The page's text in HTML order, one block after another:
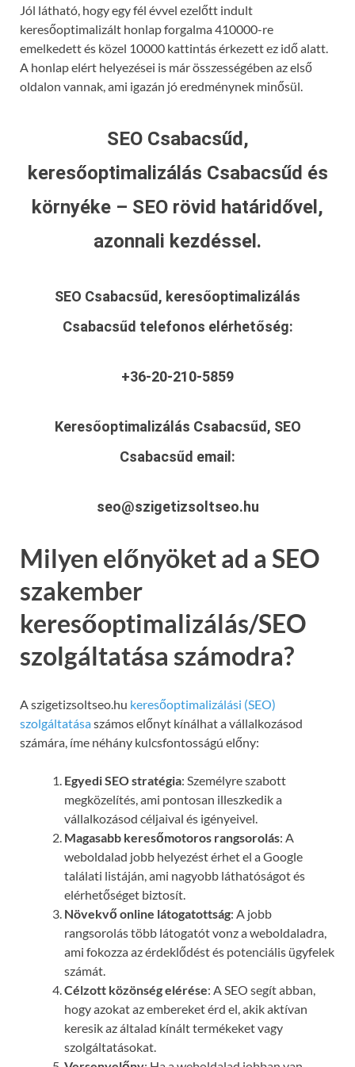
Jól látható, hogy egy fél évvel ezelőtt indult
keresőoptimalizált honlap forgalma 410000-re
emelkedett és közel 10000 kattintás érkezett ez idő alatt.
A honlap elért helyezései is már összességében az első
oldalon vannak, ami igazán jó eredménynek minősül.
SEO Csabacsűd,
keresőoptimalizálás Csabacsűd és
környéke – SEO rövid határidővel,
azonnali kezdéssel.
SEO Csabacsűd, keresőoptimalizálás
Csabacsűd telefonos elérhetőség:
+36-20-210-5859
Keresőoptimalizálás Csabacsűd, SEO
Csabacsűd email:
seo@szigetizsoltseo.hu
Milyen előnyöket ad a SEO
szakember
keresőoptimalizálás/SEO
szolgáltatása számodra?
A szigetizsoltseo.hu keresőoptimalizálási (SEO)
szolgáltatásaszámos előnyt kínálhat a vállalkozásod
számára, íme néhány kulcsfontosságú előny:
Egyedi SEO stratégia: Személyre szabott
megközelítés, ami pontosan illeszkedik a
vállalkozásod céljaival és igényeivel.
Magasabb keresőmotoros rangsorolás: A
weboldalad jobb helyezést érhet el a Google
találati listáján, ami nagyobb láthatóságot és
elérhetőséget biztosít.
Növekvő online látogatottság: A jobb
rangsorolás több látogatót vonz a weboldaladra,
ami fokozza az érdeklődést és potenciális ügyfelek
számát.
Célzott közönség elérése: A SEO segít abban,
hogy azokat az embereket érd el, akik aktívan
keresik az általad kínált termékeket vagy
szolgáltatásokat.